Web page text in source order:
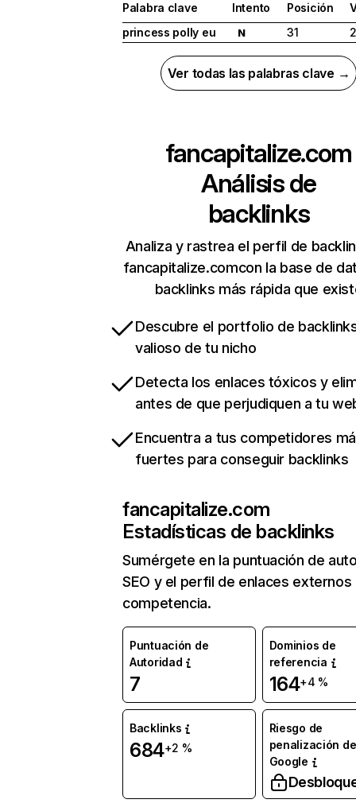
Palabra clave Intento Posición
princess polly eu
N 31
Ver todas las palabras clave →
fancapitalize.com
Análisis de
backlinks
Analiza y rastrea el perfil de
fancapitalize.comcon la base de
backlinks más rápida que
Descubre el portfolio de
valioso de tu nicho
Detecta los enlaces tóxicos y
antes de que perjudiquen a tu
Encuentra a tus competidores
fuertes para conseguir backlinks
fancapitalize.com
Estadísticas de backlinks
Sumérgete en la puntuación de
SEO y el perfil de enlaces externos
competencia.
Puntuación de
Autoridad
7
Dominios de
referencia
164+4 %
Backlinks
684+2 %
Riesgo de
penalización de
Google